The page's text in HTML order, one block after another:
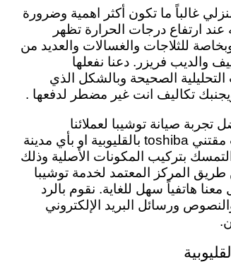
غالباً ما تكون أكثر اهمية وضرورة
ارتفاع درجات الحرارة تظهر
للثلاجات والغسالات والعديد من
والديب فريزر. دعنا نفعلها
التحليلية الصحيحة وبالشكل الذي
تكاليف انت غير مضطر لدفعها .
صيانة توشيبا لعملائنا
بالقليوبية. نطالب مقتني toshiba بالقليوبية او بأي مدينة
بتركيب المكونات الأصلية وذلك
طريق المركز المعتمد لخدمة توشيبا
معنا هاتفياً سهل للغاية. نقوم بالرد
ورسائل البريد الإلكتروني